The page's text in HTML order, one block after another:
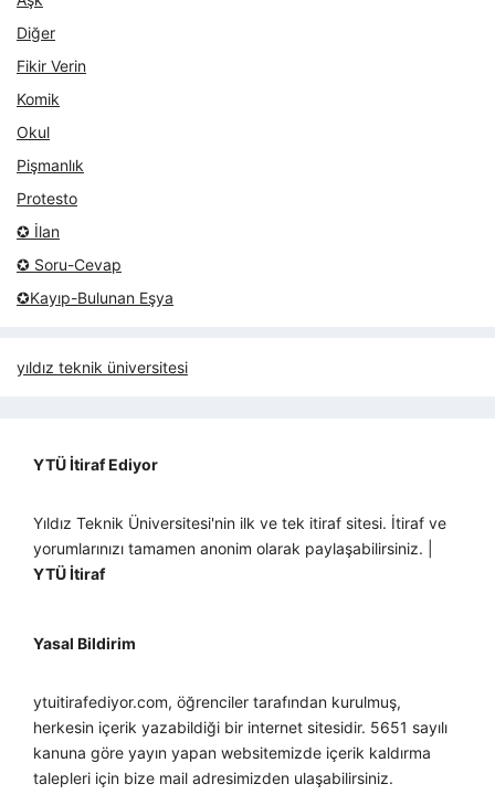
Diğer
Fikir Verin
Komik
Okul
Pişmanlık
Protesto
✪ İlan
✪ Soru-Cevap
✪Kayıp-Bulunan Eşya
yıldız teknik üniversitesi
YTÜ İtiraf Ediyor
Yıldız Teknik Üniversitesi'nin ilk ve tek itiraf sitesi. İtiraf ve
yorumlarınızı tamamen anonim olarak paylaşabilirsiniz. |
YTÜ İtiraf
Yasal Bildirim
ytuitirafediyor.com, öğrenciler tarafından kurulmuş,
herkesin içerik yazabildiği bir internet sitesidir. 5651 sayılı
kanuna göre yayın yapan websitemizde içerik kaldırma
talepleri için bize mail adresimizden ulaşabilirsiniz.